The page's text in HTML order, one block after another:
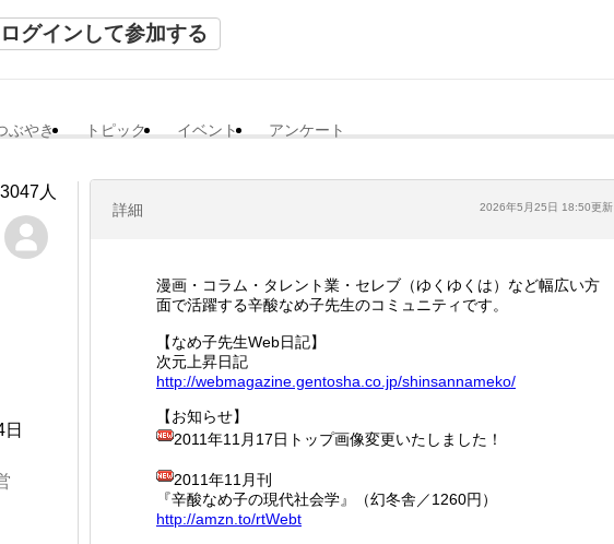
ログインして参加する
ぶやき トピック イベント アンケート
詳細 2026年5月25日 18:50更新
漫画・コラム・タレント業・セレブ（ゆくゆくは）など幅広い方
面で活躍する辛酸なめ子先生のコミュニティです。
【なめ子先生Web日記】
次元上昇日記
http://webmagazine.gentosha. co.jp/shinsannameko/
【お知らせ】
2011年11月17日トップ画像変更いたしました！
2011年11月刊
『辛酸なめ子の現代社会学』（幻冬舎／1260円）
http://amzn.to/rtWebt
3047人